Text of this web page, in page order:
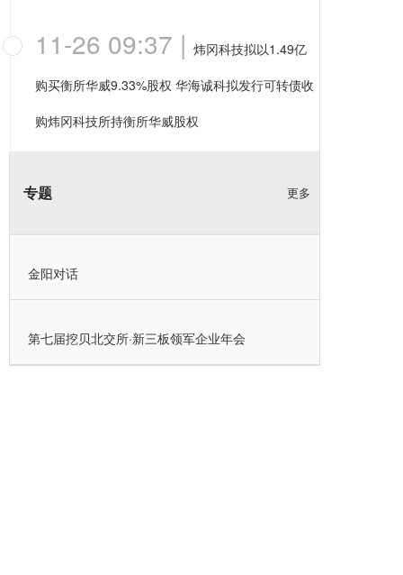
11-26 09:37 | 炜冈科技拟以1.49亿
购买衡所华威9.33%股权 华海诚科拟发行可转债收
购炜冈科技所持衡所华威股权
专题 更多
金阳对话
第七届挖贝北交所·新三板领军企业年会